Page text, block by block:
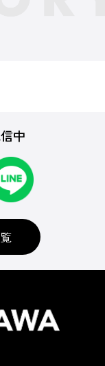
中